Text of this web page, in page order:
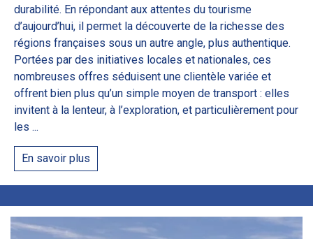
durabilité. En répondant aux attentes du tourisme
d’aujourd’hui, il permet la découverte de la richesse des
régions françaises sous un autre angle, plus authentique.
Portées par des initiatives locales et nationales, ces
nombreuses offres séduisent une clientèle variée et
offrent bien plus qu’un simple moyen de transport : elles
invitent à la lenteur, à l’exploration, et particulièrement pour
les ...
En savoir plus